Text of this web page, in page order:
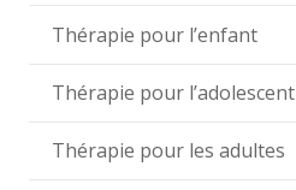
Thérapie pour l’enfant
Thérapie pour l’adolescent
Thérapie pour les adultes